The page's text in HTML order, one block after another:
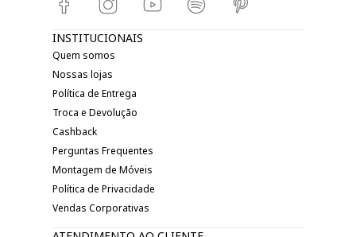
INSTITUCIONAIS
Quem somos
Nossas lojas
Política de Entrega
Troca e Devolução
Cashback
Perguntas Frequentes
Montagem de Móveis
Política de Privacidade
Vendas Corporativas